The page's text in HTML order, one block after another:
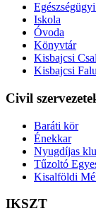
Iskola
Óvoda
Könyvtár
Kisbajcsi
Kisbajcsi
Civil
Baráti kör
Énekkar
Nyugdíjas
Tűzoltó
Kisalföldi
IKSZT